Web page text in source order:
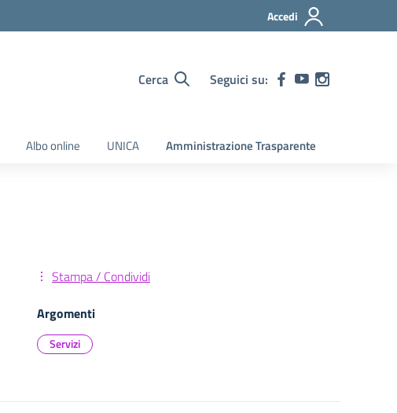
Accedi
Cerca Seguici su:
Albo online UNICA Amministrazione Trasparente
Stampa / Condividi
Argomenti
Servizi